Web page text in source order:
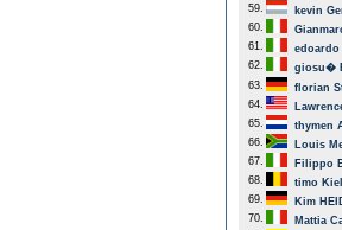
59.
kevin
60.
61.
62.
giosu�
63.
florian
64.
65.
thymen
66.
Louis
67.
Filippo
68.
timo
69.
Kim
70.
Mattia